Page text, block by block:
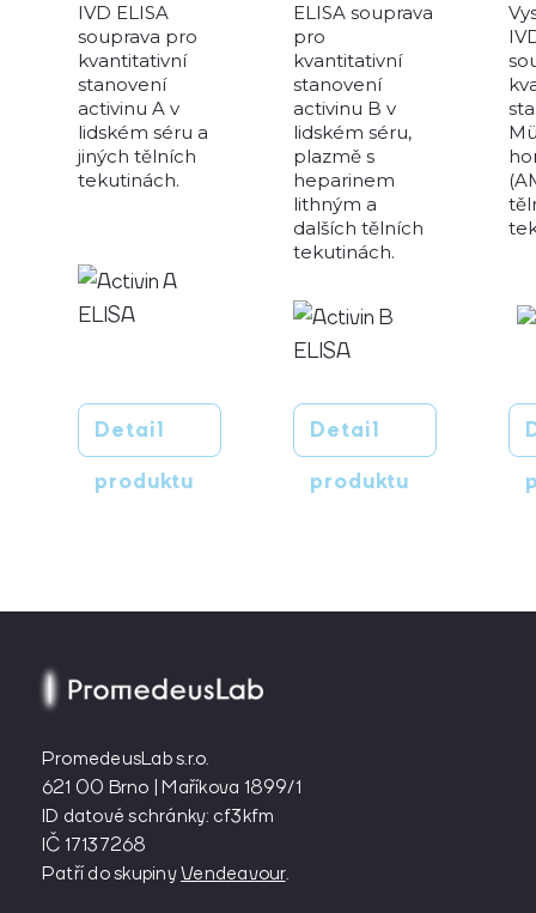
IVD ELISA
souprava pro
kvantitativní
stanovení
activinu A v
lidském séru a
jiných tělních
tekutinách.
Detail
produktu
ELISA souprava
pro
kvantitativní
stanovení
activinu B v
lidském séru,
plazmě s
heparinem
lithným a
dalších tělních
tekutinách.
Detail
produktu
PromedeusLab s.r.o.
621 00 Brno | Maříkova 1899/1
ID datové schránky: cf3kfm
IČ 17137268
Patří do skupinyVendeavour.